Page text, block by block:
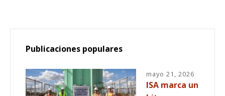
Publicaciones populares
mayo 21, 2026
ISA marca un